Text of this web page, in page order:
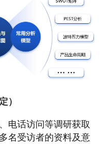
）
电话访问等调研获取
名受访者的资料及意